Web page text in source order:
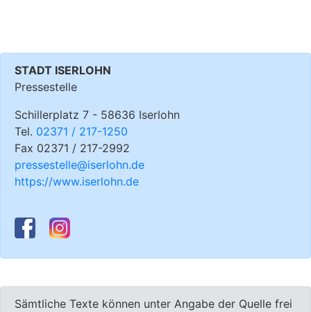
STADT ISERLOHN
Pressestelle
Schillerplatz 7 - 58636 Iserlohn
Tel. 02371 / 217-1250
Fax 02371 / 217-2992
pressestelle@iserlohn.de
https://www.iserlohn.de
Sämtliche Texte können unter Angabe der Quelle frei